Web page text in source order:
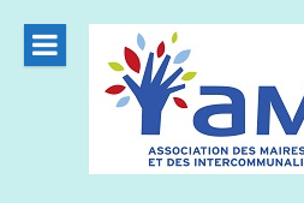
contenu